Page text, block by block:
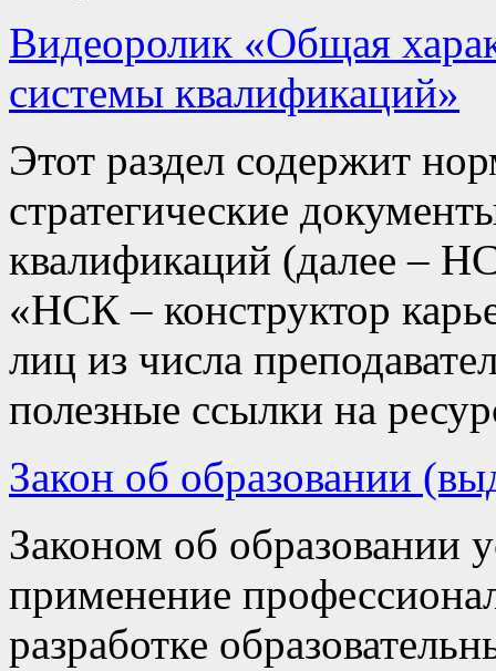
Видеоролик «Общая
системы квалификаций»
Этот раздел содержит
стратегические
квалификаций (далее –
«НСК – конструктор
лиц из числа
полезные ссылки на
Закон об образовании
Законом об образовании
применение
разработке